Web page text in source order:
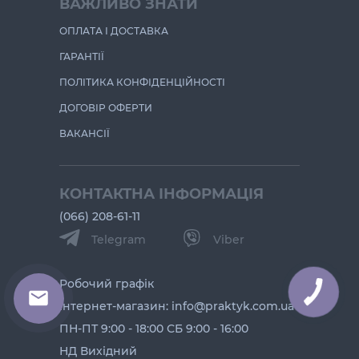
ОПЛАТА І ДОСТАВКА
ГАРАНТІЇ
ПОЛІТИКА КОНФІДЕНЦІЙНОСТІ
ДОГОВІР ОФЕРТИ
ВАКАНСІЇ
КОНТАКТНА ІНФОРМАЦІЯ
(066) 208-61-11
Telegram
Viber
Робочий графік
Інтернет-магазин: info@praktyk.com.ua
ПН-ПТ 9:00 - 18:00 СБ 9:00 - 16:00
НД Вихідний